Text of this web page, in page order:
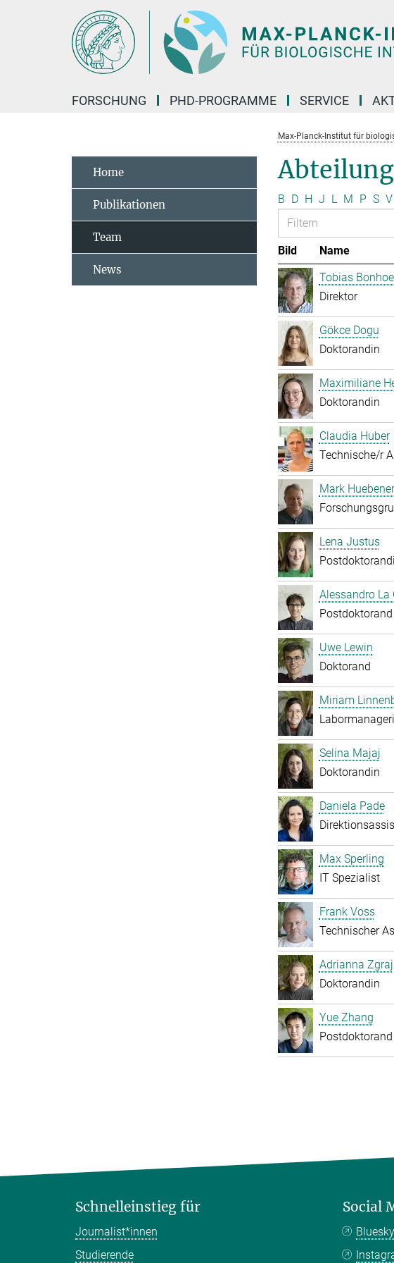
FORSCHUNG PHD-PROGRAMME SERVICE
Max-Planck-Institut für
B D H J L M P S V
Bild Name
Tobias
Direktor
Gökce Dogu
Doktorandin
Maximiliane
Doktorandin
Claudia Huber
Technische/r
Mark Huebener
Lena Justus
Alessandro La
Postdoktorand
Uwe Lewin
Doktorand
Miriam
Selina Majaj
Doktorandin
Daniela Pade
Max Sperling
IT Spezialist
Frank Voss
Technischer
Adrianna Zgraj
Doktorandin
Yue Zhang
Postdoktorand
Home
Publikationen
Team
News
Schnelleinstieg für
Journalist*innen
Studierende
Social
Bluesky